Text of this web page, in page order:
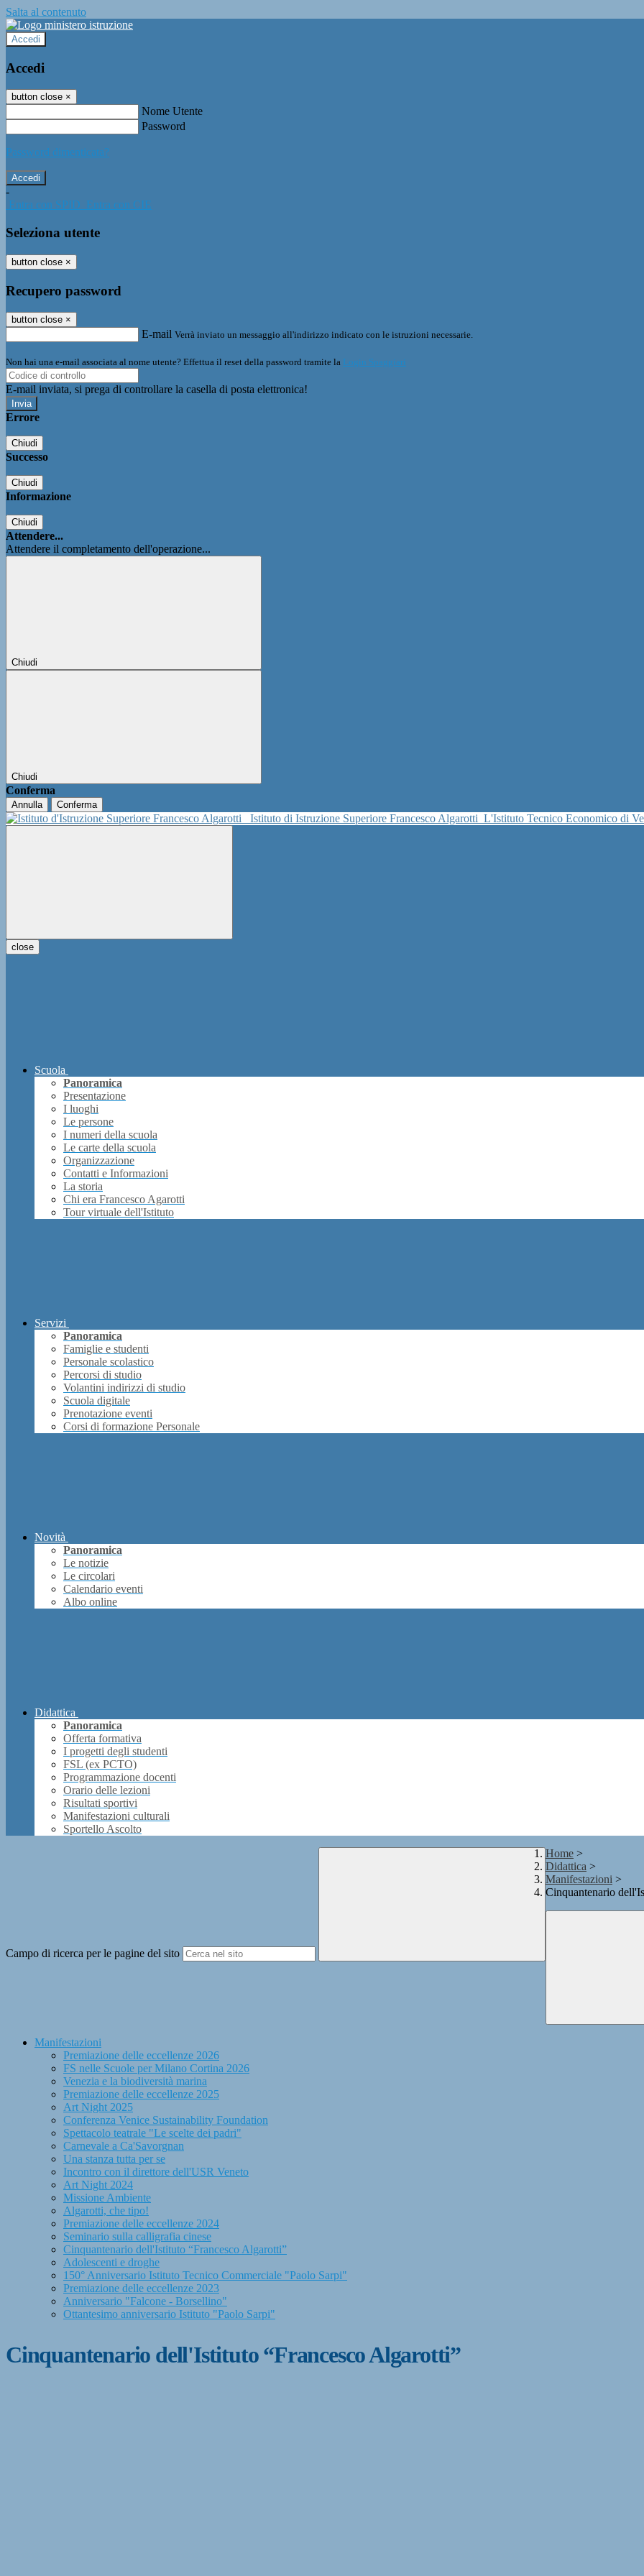
Salta al contenuto
Accedi
Accedi
button close ×
Nome Utente
Password
Password dimenticata?
-
Entra con SPID Entra con CIE
Seleziona utente
button close ×
Recupero password
button close ×
E-mail Verrà inviato un messaggio all'indirizzo indicato con le istruzioni necessarie.
Non hai una e-mail associata al nome utente? Effettua il reset della password tramite la Login Spaggiari
E-mail inviata, si prega di controllare la casella di posta elettronica!
Errore
Chiudi
Successo
Chiudi
Informazione
Chiudi
Attendere...
Attendere il completamento dell'operazione...
Chiudi
Chiudi
Conferma
Annulla Conferma
Istituto di Istruzione Superiore Francesco Algarotti L'Istituto Tecnico Economico di
close
Scuola
Panoramica
Presentazione
I luoghi
Le persone
I numeri della scuola
Le carte della scuola
Organizzazione
Contatti e Informazioni
La storia
Chi era Francesco Agarotti
Tour virtuale dell'Istituto
Servizi
Panoramica
Famiglie e studenti
Personale scolastico
Percorsi di studio
Volantini indirizzi di studio
Scuola digitale
Prenotazione eventi
Corsi di formazione Personale
Novità
Panoramica
Le notizie
Le circolari
Calendario eventi
Albo online
Didattica
Panoramica
Offerta formativa
I progetti degli studenti
FSL (ex PCTO)
Programmazione docenti
Orario delle lezioni
Risultati sportivi
Manifestazioni culturali
Sportello Ascolto
Campo di ricerca per le pagine del sito
Home >
Didattica >
Manifestazioni >
Cinquantenario
Manifestazioni
Premiazione delle eccellenze 2026
FS nelle Scuole per Milano Cortina 2026
Venezia e la biodiversità marina
Premiazione delle eccellenze 2025
Art Night 2025
Conferenza Venice Sustainability Foundation
Spettacolo teatrale "Le scelte dei padri"
Carnevale a Ca'Savorgnan
Una stanza tutta per se
Incontro con il direttore dell'USR Veneto
Art Night 2024
Missione Ambiente
Algarotti, che tipo!
Premiazione delle eccellenze 2024
Seminario sulla calligrafia cinese
Cinquantenario dell'Istituto “Francesco Algarotti”
Adolescenti e droghe
150° Anniversario Istituto Tecnico Commerciale "Paolo Sarpi"
Premiazione delle eccellenze 2023
Anniversario "Falcone - Borsellino"
Ottantesimo anniversario Istituto "Paolo Sarpi"
Cinquantenario dell'Istituto “Francesco Algarotti”